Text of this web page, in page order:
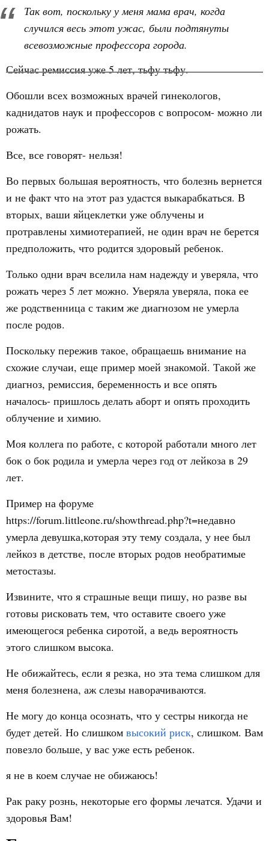
Так вот, поскольку у меня мама врач, когда
случился весь этот ужас, были подтянуты
всевозможные профессора города.
Сейчас ремиссия уже 5 лет, тьфу тьфу.
Обошли всех возможных врачей гинекологов,
каднидатов наук и профессоров с вопросом- можно ли
рожать.
Все, все говорят- нельзя!
Во первых большая вероятность, что болезнь вернется
и не факт что на этот раз удастся выкарабкаться. В
вторых, ваши яйцеклетки уже облучены и
протравлены химиотерапией, не один врач не берется
предположить, что родится здоровый ребенок.
Только одни врач вселила нам надежду и уверяла, что
рожать через 5 лет можно. Уверяла уверяла, пока ее
же родственница с таким же диагнозом не умерла
после родов.
Поскольку пережив такое, обращаешь внимание на
схожие случаи, еще пример моей знакомой. Такой же
диагноз, ремиссия, беременность и все опять
началось- пришлось делать аборт и опять проходить
облучение и химию.
Моя коллега по работе, с которой работали много лет
бок о бок родила и умерла через год от лейкоза в 29
лет.
Пример на форуме
https://forum.littleone.ru/showthread.php?t=недавно
умерла девушка,которая эту тему создала, у нее был
лейкоз в детстве, после вторых родов необратимые
метостазы.
Извините, что я страшные вещи пишу, но разве вы
готовы рисковать тем, что оставите своего уже
имеющегося ребенка сиротой, а ведь вероятность
этого слишком высока.
Не обижайтесь, если я резка, но эта тема слишком для
меня болезнена, аж слезы наворачиваются.
Не могу до конца осознать, что у сестры никогда не
будет детей. Но слишком высокий риск, слишком. Вам
повезло больше, у вас уже есть ребенок.
я не в коем случае не обижаюсь!
Рак раку рознь, некоторые его формы лечатся. Удачи и
здоровья Вам!